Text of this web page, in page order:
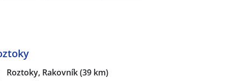
Roztoky, Rakovník(39 km)